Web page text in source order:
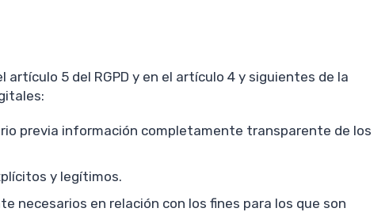
5 del RGPD y en el artículo 4 y siguientes de la
previa información completamente transparente de los
y legítimos.
necesarios en relación con los fines para los que son